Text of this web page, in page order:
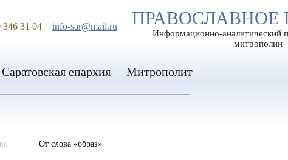
РАЗМЕР ШРИФТА А А А
ПРАВОСЛАВНОЕ
Информационно-аналитический
митрополии
346 31 04 info-sar@mail.ru
Саратовская епархия Митрополит
От слова «образ»